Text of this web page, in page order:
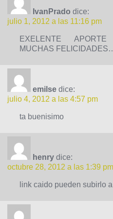
IvanPrado dice:
julio 1, 2012 a las 11:16 pm
EXELENTE
MUCHAS
emilse dice:
julio 4, 2012 a las 4:57 pm
ta buenisimo
henry dice:
octubre 28, 2012 a las 1:39 pm
link caido pueden subirlo